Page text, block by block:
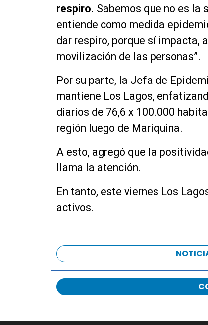
respiro. Sabemos que no es la
entiende como medida
dar respiro, porque sí impacta,
movilización de las personas”.
Por su parte, la Jefa de
mantiene Los Lagos,
diarios de 76,6 x 100.000
región luego de Mariquina.
A esto, agregó que la
llama la atención.
En tanto, este viernes Los
activos.